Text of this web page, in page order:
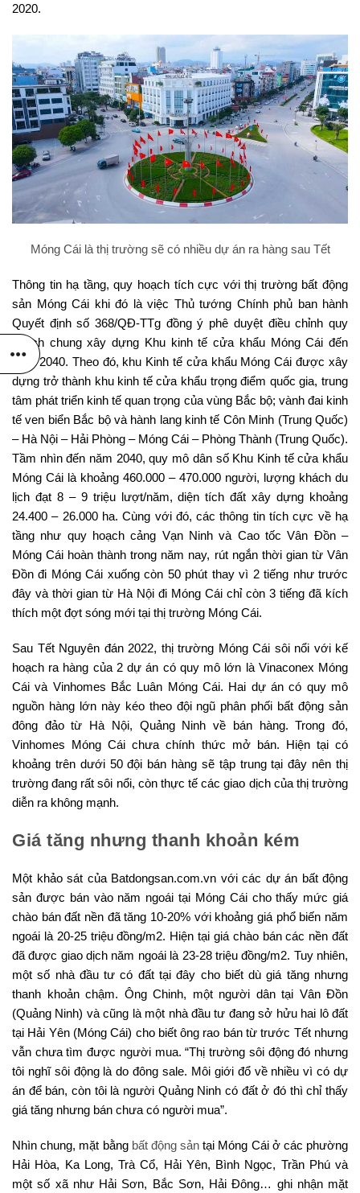
2020.
Móng Cái là thị trường sẽ có nhiều dự án ra hàng sau Tết
Thông tin hạ tầng, quy hoạch tích cực với thị trường bất động
sản Móng Cái khi đó là việc Thủ tướng Chính phủ ban hành
Quyết định số 368/QĐ-TTg đồng ý phê duyệt điều chỉnh quy
hoạch chung xây dựng Khu kinh tế cửa khẩu Móng Cái đến
năm 2040. Theo đó, khu Kinh tế cửa khẩu Móng Cái được xây
dựng trở thành khu kinh tế cửa khẩu trọng điểm quốc gia, trung
tâm phát triển kinh tế quan trọng của vùng Bắc bộ; vành đai kinh
tế ven biển Bắc bộ và hành lang kinh tế Côn Minh (Trung Quốc)
– Hà Nội – Hải Phòng – Móng Cái – Phòng Thành (Trung Quốc).
Tầm nhìn đến năm 2040, quy mô dân số Khu Kinh tế cửa khẩu
Móng Cái là khoảng 460.000 – 470.000 người, lượng khách du
lịch đạt 8 – 9 triệu lượt/năm, diện tích đất xây dựng khoảng
24.400 – 26.000 ha. Cùng với đó, các thông tin tích cực về hạ
tầng như quy hoạch cảng Vạn Ninh và Cao tốc Vân Đồn –
Móng Cái hoàn thành trong năm nay, rút ngắn thời gian từ Vân
Đồn đi Móng Cái xuống còn 50 phút thay vì 2 tiếng như trước
đây và thời gian từ Hà Nội đi Móng Cái chỉ còn 3 tiếng đã kích
thích một đợt sóng mới tại thị trường Móng Cái.
Sau Tết Nguyên đán 2022, thị trường Móng Cái sôi nổi với kế
hoạch ra hàng của 2 dự án có quy mô lớn là Vinaconex Móng
Cái và Vinhomes Bắc Luân Móng Cái. Hai dự án có quy mô
nguồn hàng lớn này kéo theo đội ngũ phân phối bất động sản
đông đảo từ Hà Nội, Quảng Ninh về bán hàng. Trong đó,
Vinhomes Móng Cái chưa chính thức mở bán. Hiện tại có
khoảng trên dưới 50 đội bán hàng sẽ tập trung tại đây nên thị
trường đang rất sôi nổi, còn thực tế các giao dịch của thị trường
diễn ra không mạnh.
Giá tăng nhưng thanh khoản kém
Một khảo sát của Batdongsan.com.vn với các dự án bất động
sản được bán vào năm ngoái tại Móng Cái cho thấy mức giá
chào bán đất nền đã tăng 10-20% với khoảng giá phổ biến năm
ngoái là 20-25 triệu đồng/m2. Hiện tại giá chào bán các nền đất
đã được giao dịch năm ngoái là 23-28 triệu đồng/m2. Tuy nhiên,
một số nhà đầu tư có đất tại đây cho biết dù giá tăng nhưng
thanh khoản chậm. Ông Chinh, một người dân tại Vân Đồn
(Quảng Ninh) và cũng là một nhà đầu tư đang sở hửu hai lô đất
tại Hải Yên (Móng Cái) cho biết ông rao bán từ trước Tết nhưng
vẫn chưa tìm được người mua. “Thị trường sôi động đó nhưng
tôi nghĩ sôi động là do đông sale. Môi giới đổ về nhiều vì có dự
án để bán, còn tôi là người Quảng Ninh có đất ở đó thì chỉ thấy
giá tăng nhưng bán chưa có người mua”.
Nhìn chung, mặt bằng bất động sản tại Móng Cái ở các phường
Hải Hòa, Ka Long, Trà Cổ, Hải Yên, Bình Ngọc, Trần Phú và
một số xã như Hải Sơn, Bắc Sơn, Hải Đông… ghi nhận mặt